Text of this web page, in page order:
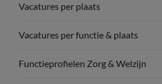
Vacatures per plaats
Vacatures per functie & plaats
Functieprofielen Zorg & Welzijn